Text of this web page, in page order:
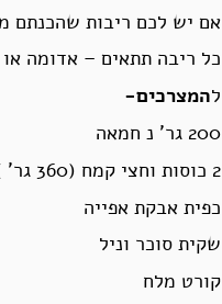
אם יש לכם ריבות שהכנתם
כל ריבה תתאים – אדומה
להמצרכים-
200 גר’ נ חמאה
2 כוסות וחצי קמח (360 גר’ )
כפית אבקת אפייה
שקית סוכר וניל
קורט מלח